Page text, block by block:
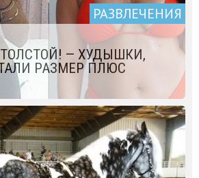
РАЗВЛЕЧЕНИЯ
— ХУДЫШКИ,
РАЗМЕР ПЛЮС